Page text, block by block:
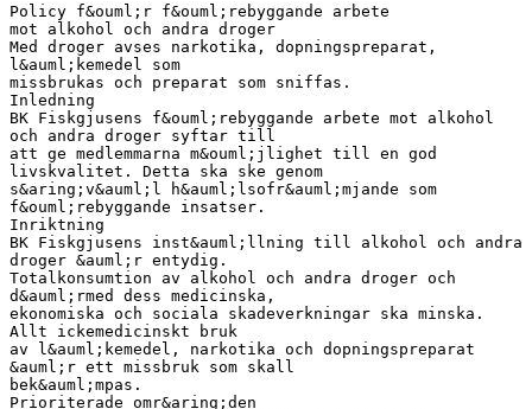
Policy f&ouml;r f&ouml;rebyggande arbete
mot alkohol och andra droger
Med droger avses narkotika, dopningspreparat,
l&auml;kemedel som
missbrukas och preparat som sniffas.
Inledning
BK Fiskgjusens f&ouml;rebyggande arbete mot alkohol
och andra droger syftar till
att ge medlemmarna m&ouml;jlighet till en god
livskvalitet. Detta ska ske genom
s&aring;v&auml;l h&auml;lsofr&auml;mjande som
f&ouml;rebyggande insatser.
Inriktning
BK Fiskgjusens inst&auml;llning till alkohol och andra
droger &auml;r entydig.
Totalkonsumtion av alkohol och andra droger och
d&auml;rmed dess medicinska,
ekonomiska och sociala skadeverkningar ska minska.
Allt ickemedicinskt bruk
av l&auml;kemedel, narkotika och dopningspreparat
&auml;r ett missbruk som skall
bek&auml;mpas.
Prioriterade omr&aring;den